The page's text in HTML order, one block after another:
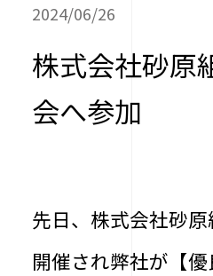
2024/06/26
株式会社砂原
会へ参加
先日、株式会社砂
開催され弊社が【